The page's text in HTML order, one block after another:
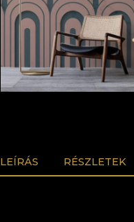
LEÍRÁS RÉSZLETEK